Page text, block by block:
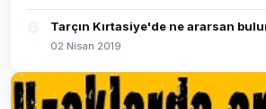
Tarçın Kırtasiye'de ne ararsan
02 Nisan 2019